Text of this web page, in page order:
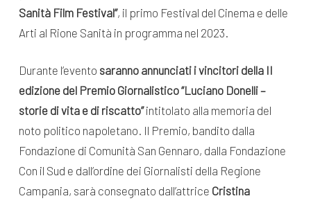
Sanità Film Festival”, il primo Festival del Cinema e delle
Arti al Rione Sanità in programma nel 2023.
Durante l’evento saranno annunciati i vincitori della II
edizione del Premio Giornalistico “Luciano Donelli –
storie di vita e di riscatto”intitolato alla memoria del
noto politico napoletano. Il Premio, bandito dalla
Fondazione di Comunità San Gennaro, dalla Fondazione
Con il Sud e dall’ordine dei Giornalisti della Regione
Campania, sarà consegnato dall’attrice Cristina